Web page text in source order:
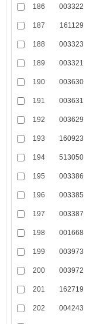
186 003322
187 161129
188 003323
189 003321
190 003630
191 003631
192 003629
193 160923
194 513050
195 003386
196 003385
197 003387
198 001668
199 003973
200 003972
201 162719
202 004243